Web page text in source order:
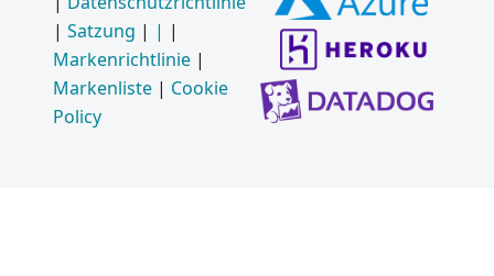
| Satzung | | |
Markenrichtlinie |
Markenliste | Cookie
Policy